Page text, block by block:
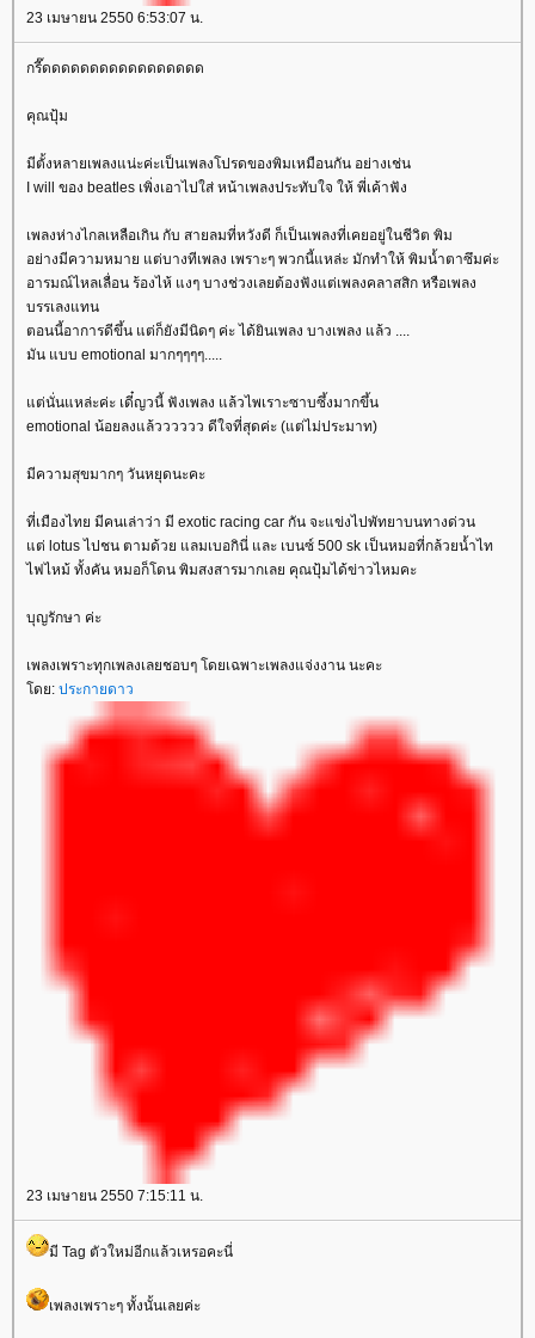
23 เมษายน 2550 6:53:07 น.
กรี๊ดดดดดดดดดดดดดดดดด
คุณปุ้ม
มีตั้งหลายเพลงแน่ะค่ะเป็นเพลงโปรดของพิมเหมือนกัน อย่างเช่น
I will ของ beatles เพิ่งเอาไปใส่ หน้าเพลงประทับใจ ให้ พี่เค้าฟัง
เพลงห่างไกลเหลือเกิน กับ สายลมที่หวังดี ก็เป็นเพลงที่เคยอยู่ในชีวิต พิม
อย่างมีความหมาย แต่บางทีเพลง เพราะๆ พวกนี้แหล่ะ มักทำให้ พิมน้ำตาซึมค่ะ
อารมณ์ไหลเลื่อน ร้องไห้ แงๆ บางช่วงเลยต้องฟังแต่เพลงคลาสสิก หรือเพลง
บรรเลงแทน
ตอนนี้อาการดีขึ้น แต่ก็ยังมีนิดๆ ค่ะ ได้ยินเพลง บางเพลง แล้ว ....
มัน แบบ emotional มากๆๆๆๆ.....
ต่นั่นแหล่ะค่ะ เดี๋ญวนี้ ฟังเพลง แล้วไพเราะซาบซึ้งมากขึ้น
emotional น้อยลงแล้วววววว ดีใจที่สุดค่ะ (แต่ไม่ประมาท)
มีความสุขมากๆ วันหยุดนะคะ
ที่เมืองไทย มีคนเล่าว่า มี exotic racing car กัน จะแข่งไปพัทยาบนทางด่วน
ต่ lotus ไปชน ตามด้วย แลมเบอกินี่ และ เบนซ์ 500 sk เป็นหมอที่กล้วยน้ำไท
ไฟไหม้ ทั้งคัน หมอก็โดน พิมสงสารมากเลย คุณปุ้มได้ข่าวไหมคะ
บุญรักษา ค่ะ
เพลงเพราะทุกเพลงเลยชอบๆ โดยเฉพาะเพลงแจ่งงาน นะคะ
ดย: ประกายดาว
23 เมษายน 2550 7:15:11 น.
มี Tag ตัวใหม่อีกแล้วเหรอคะนี่
เพลงเพราะๆ ทั้งนั้นเลยค่ะ